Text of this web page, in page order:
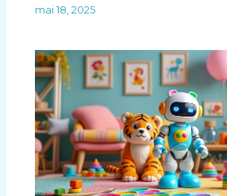
mai 18, 2025